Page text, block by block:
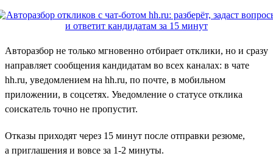
Авторазбор не только мгновенно отбирает отклики, но и сразу
направляет сообщения кандидатам во всех каналах: в чате
hh.ru, уведомлением на hh.ru, по почте, в мобильном
приложении, в соцсетях. Уведомление о статусе отклика
соискатель точно не пропустит.
Отказы приходят через 15 минут после отправки резюме,
а приглашения и вовсе за 1‑2 минуты.